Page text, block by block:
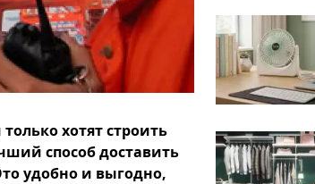
хотят строить
способ доставить
удобно и выгодно,